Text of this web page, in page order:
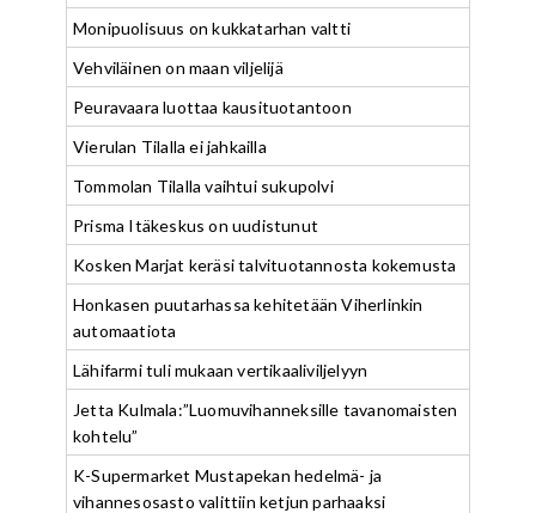
Monipuolisuus on kukkatarhan valtti
Vehviläinen on maan viljelijä
Peuravaara luottaa kausituotantoon
Vierulan Tilalla ei jahkailla
Tommolan Tilalla vaihtui sukupolvi
Prisma Itäkeskus on uudistunut
Kosken Marjat keräsi talvituotannosta kokemusta
Honkasen puutarhassa kehitetään Viherlinkin
automaatiota
Lähifarmi tuli mukaan vertikaaliviljelyyn
Jetta Kulmala:”Luomuvihanneksille tavanomaisten
kohtelu”
K-Supermarket Mustapekan hedelmä- ja
vihannesosasto valittiin ketjun parhaaksi